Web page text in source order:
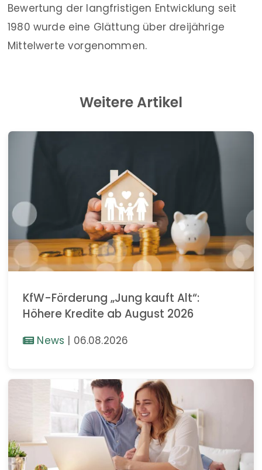
Bewertung der langfristigen Entwicklung seit
1980 wurde eine Glättung über dreijährige
Mittelwerte vorgenommen.
Weitere Artikel
KfW-Förderung „Jung kauft Alt“:
Höhere Kredite ab August 2026
News | 06.08.2026